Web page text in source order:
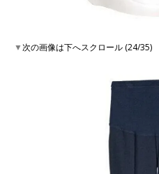
▼次の画像は下へスクロール (24/35)